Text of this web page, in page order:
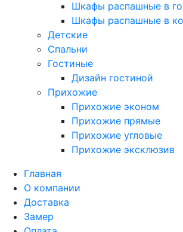
Шкафы распашные в
Шкафы распашные в
Детские
Спальни
Гостиные
Дизайн гостиной
Прихожие
Прихожие эконом
Прихожие прямые
Прихожие угловые
Прихожие эксклюзив
Главная
О компании
Доставка
Замер